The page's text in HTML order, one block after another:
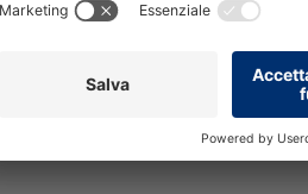
32,40 €*
Prezzi incl. IVA più costi di spedizione